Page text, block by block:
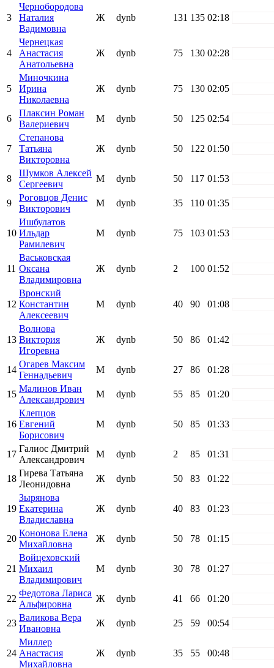
3
Чернобородова
Наталия
Вадимовна
Ж dynb 131 135 02:18
4
Чернецкая
Анастасия
Анатольевна
Ж dynb 75 130 02:28
5
Миночкина
Ирина
Николаевна
Ж dynb 75 130 02:05
6
Плаксин Роман
Валериевич
М dynb 50 125 02:54
7
Степанова
Татьяна
Викторовна
Ж dynb 50 122 01:50
8
Шумков Алексей
Сергеевич
М dynb 50 117 01:53
9
Роговцов Денис
Викторович
М dynb 35 110 01:35
10
Ишбулатов
Ильдар
Рамилевич
М dynb 75 103 01:53
11
Васьковская
Оксана
Владимировна
Ж dynb 2 100 01:52
12
Вронский
Константин
Алексеевич
М dynb 40 90 01:08
13
Волнова
Виктория
Игоревна
Ж dynb 50 86 01:42
14
Огарев Максим
Геннадьевич
М dynb 27 86 01:28
15
Малинов Иван
Александрович
М dynb 55 85 01:20
16
Клепцов
Евгений
Борисович
М dynb 50 85 01:33
17
Галиос Дмитрий
Александрович
М dynb 2 85 01:31
18
Гирева Татьяна
Леонидовна
Ж dynb 50 83 01:22
19
Зырянова
Екатерина
Владиславна
Ж dynb 40 83 01:23
20
Кононова Елена
Михайловна
Ж dynb 50 78 01:15
21
Войцеховский
Михаил
Владимирович
М dynb 30 78 01:27
22
Федотова Лариса
Альфировна
Ж dynb 41 66 01:20
23
Валикова Вера
Ивановна
Ж dynb 25 59 00:54
24
Миллер
Анастасия
Михайловна
Ж dynb 35 55 00:48